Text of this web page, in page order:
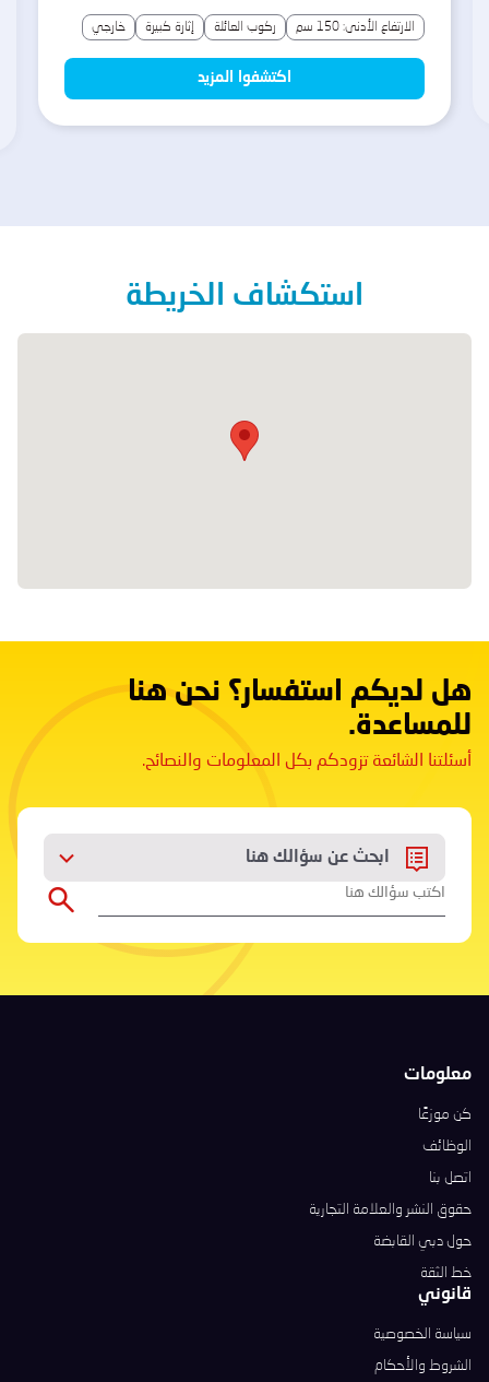
الارتفاع الأدنى: 150 سم ركوب العائلة إثارة كبيرة خارجي
اكتشفوا المزيد
استكشاف الخريطة
هل لديكم استفسار؟ نحن هنا
للمساعدة.
أسئلتنا الشائعة تزودكم بكل المعلومات والنصائح.
ابحث عن سؤالك هنا
معلومات
كن موزعًا
الوظائف
اتصل بنا
حقوق النشر والعلامة التجارية
حول دبي القابضة
خط الثقة
قانوني
سياسة الخصوصية
الشروط والأحكام